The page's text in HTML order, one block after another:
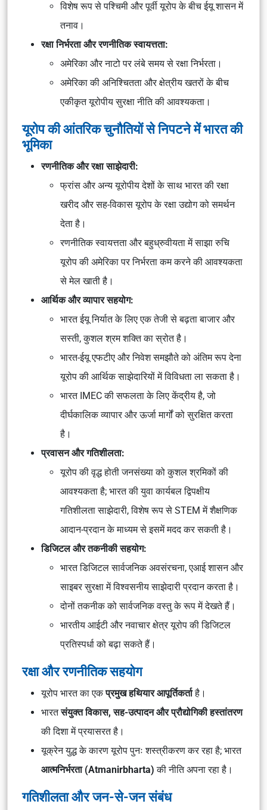
विशेष रूप से पश्चिमी और पूर्वी यूरोप के बीच ईयू शासन में
तनाव।
रक्षा निर्भरता और रणनीतिक स्वायत्तता:
अमेरिका और नाटो पर लंबे समय से रक्षा निर्भरता।
अमेरिका की अनिश्चितता और क्षेत्रीय खतरों के बीच
एकीकृत यूरोपीय सुरक्षा नीति की आवश्यकता।
यूरोप की आंतरिक चुनौतियों से निपटने में भारत की
भूमिका
रणनीतिक और रक्षा साझेदारी:
फ्रांस और अन्य यूरोपीय देशों के साथ भारत की रक्षा
खरीद और सह-विकास यूरोप के रक्षा उद्योग को समर्थन
देता है।
रणनीतिक स्वायत्तता और बहुध्रुवीयता में साझा रुचि
यूरोप की अमेरिका पर निर्भरता कम करने की आवश्यकता
से मेल खाती है।
आर्थिक और व्यापार सहयोग:
भारत ईयू निर्यात के लिए एक तेजी से बढ़ता बाजार और
सस्ती, कुशल श्रम शक्ति का स्रोत है।
भारत-ईयू एफटीए और निवेश समझौते को अंतिम रूप देना
यूरोप की आर्थिक साझेदारियों में विविधता ला सकता है।
भारत IMEC की सफलता के लिए केंद्रीय है, जो
दीर्घकालिक व्यापार और ऊर्जा मार्गों को सुरक्षित करता
है।
प्रवासन और गतिशीलता:
यूरोप की वृद्ध होती जनसंख्या को कुशल श्रमिकों की
आवश्यकता है; भारत की युवा कार्यबल द्विपक्षीय
गतिशीलता साझेदारी, विशेष रूप से STEM में शैक्षणिक
आदान-प्रदान के माध्यम से इसमें मदद कर सकती है।
डिजिटल और तकनीकी सहयोग:
भारत डिजिटल सार्वजनिक अवसंरचना, एआई शासन और
साइबर सुरक्षा में विश्वसनीय साझेदारी प्रदान करता है।
दोनों तकनीक को सार्वजनिक वस्तु के रूप में देखते हैं।
भारतीय आईटी और नवाचार क्षेत्र यूरोप की डिजिटल
प्रतिस्पर्धा को बढ़ा सकते हैं।
रक्षा और रणनीतिक सहयोग
यूरोप भारत का एकप्रमुख हथियार आपूर्तिकर्ताहै।
भारतसंयुक्त विकास, सह-उत्पादन और प्रौद्योगिकी हस्तांतरण
की दिशा में प्रयासरत है।
यूक्रेन युद्ध के कारण यूरोप पुनः शस्त्रीकरण कर रहा है; भारत
आत्मनिर्भरता (Atmanirbharta) की नीति अपना रहा है।
गतिशीलता और जन-से-जन संबंध